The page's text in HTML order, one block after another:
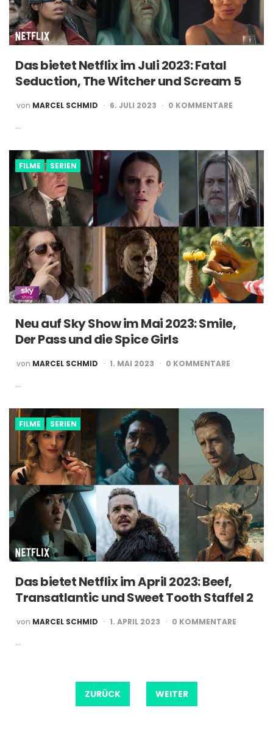
Das bietet Netflix im Juli 2023: Fatal
Seduction, The Witcher und Scream 5
POSTED
BY
von MARCEL SCHMID 6. JULI 2023 0 KOMMENTARE
…
FILME SERIEN
Neu auf Sky Show im Mai 2023: Smile,
Der Pass und die Spice Girls
POSTED
BY
von MARCEL SCHMID 1. MAI 2023 0 KOMMENTARE
…
FILME SERIEN
Das bietet Netflix im April 2023: Beef,
Transatlantic und Sweet Tooth Staffel 2
POSTED
BY
von MARCEL SCHMID 1. APRIL 2023 0 KOMMENTARE
…
ZURÜCK WEITER